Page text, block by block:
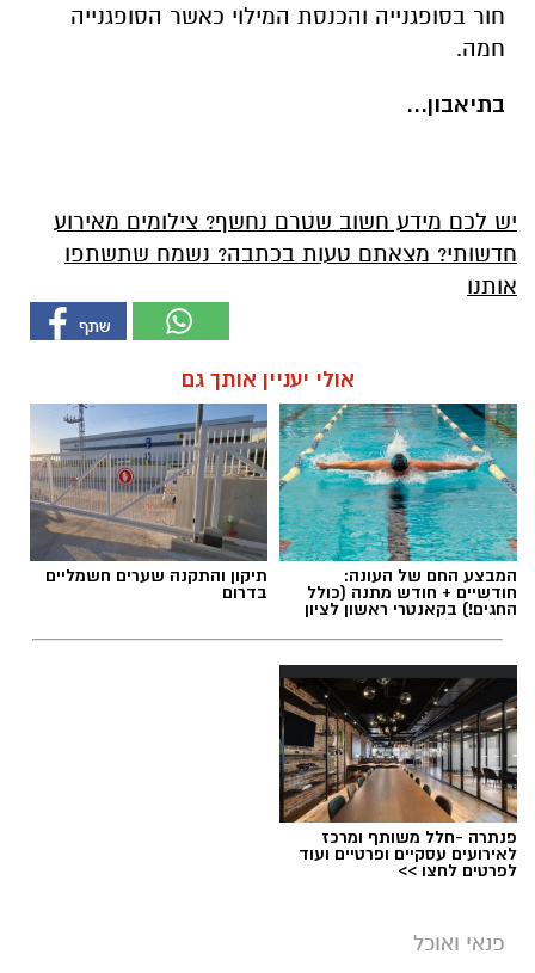
חור בסופגנייה והכנסת המילוי כאשר הסופגנייה
חמה.
בתיאבון...
יש לכם מידע חשוב שטרם נחשף? צילומים מאירוע
חדשותי? מצאתם טעות בכתבה? נשמח שתשתפו
אותנו
אולי יעניין אותך גם
המבצע החם של העונה:
חודשיים + חודש מתנה (כולל
החגים!) בקאנטרי ראשון לציון
תיקון והתקנה שערים חשמליים
בדרום
פנתרה -חלל משותף ומרכז
לאירועים עסקיים ופרטיים ועוד
לפרטים לחצו >>
פנאי ואוכל